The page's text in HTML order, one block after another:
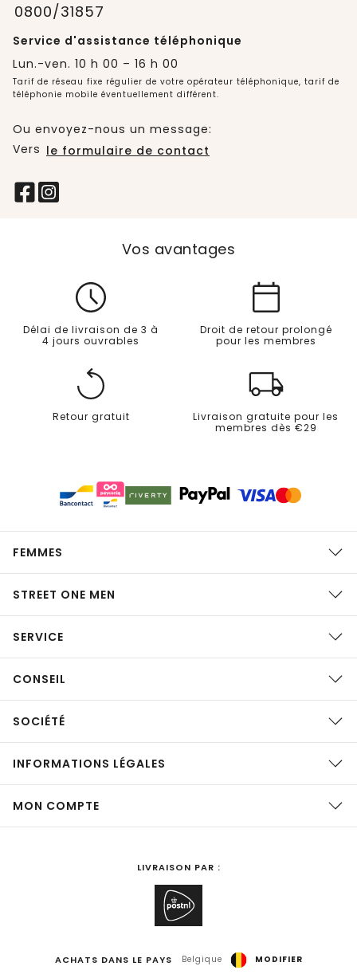
0800/31857
Service d'assistance téléphonique
Lun.-ven. 10 h 00 – 16 h 00
Tarif de réseau fixe régulier de votre opérateur téléphonique, tarif de
téléphonie mobile éventuellement différent.
Ou envoyez-nous un message:
Vers le formulaire de contact
Vos avantages
Délai de livraison de 3 à
4 jours ouvrables
Droit de retour prolongé
pour les membres
Retour gratuit
Livraison gratuite pour les
membres dès €29
FEMMES
STREET ONE MEN
SERVICE
CONSEIL
SOCIÉTÉ
INFORMATIONS LÉGALES
MON COMPTE
LIVRAISON PAR :
ACHATS DANS LE PAYS Belgique MODIFIER